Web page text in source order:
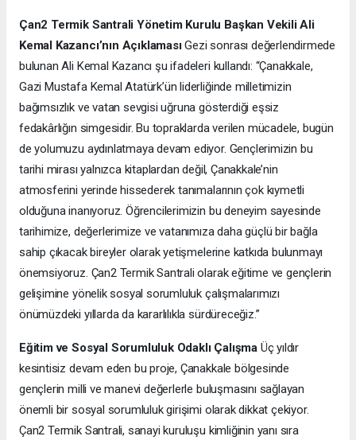
Çan2 Termik Santrali Yönetim Kurulu Başkan Vekili Ali
Kemal Kazancı’nın AçıklamasıGezi sonrası değerlendirmede
bulunan Ali Kemal Kazancı şu ifadeleri kullandı: “Çanakkale,
Gazi Mustafa Kemal Atatürk’ün liderliğinde milletimizin
bağımsızlık ve vatan sevgisi uğruna gösterdiği eşsiz
fedakârlığın simgesidir. Bu topraklarda verilen mücadele, bugün
de yolumuzu aydınlatmaya devam ediyor. Gençlerimizin bu
tarihi mirası yalnızca kitaplardan değil, Çanakkale’nin
atmosferini yerinde hissederek tanımalarının çok kıymetli
olduğuna inanıyoruz. Öğrencilerimizin bu deneyim sayesinde
tarihimize, değerlerimize ve vatanımıza daha güçlü bir bağla
sahip çıkacak bireyler olarak yetişmelerine katkıda bulunmayı
önemsiyoruz. Çan2 Termik Santrali olarak eğitime ve gençlerin
gelişimine yönelik sosyal sorumluluk çalışmalarımızı
önümüzdeki yıllarda da kararlılıkla sürdüreceğiz.”
Eğitim ve Sosyal Sorumluluk Odaklı ÇalışmaÜç yıldır
kesintisiz devam eden bu proje, Çanakkale bölgesinde
gençlerin milli ve manevi değerlerle buluşmasını sağlayan
önemli bir sosyal sorumluluk girişimi olarak dikkat çekiyor.
Çan2 Termik Santrali, sanayi kuruluşu kimliğinin yanı sıra